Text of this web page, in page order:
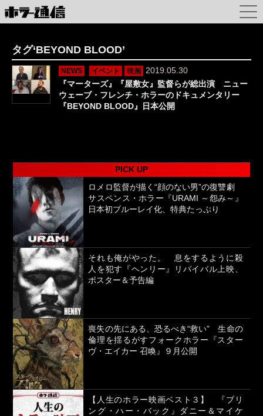
タグ‘BEYOND BLOOD’
NEWS イベント 映画
2019.05.30
『マーターズ』『屋敷女』監督らが総出演 ニュー
ウェーブ・フレンチ・ホラーのドキュメンタリー
『BEYOND BLOOD』日本公開
PICK UP
ロメロ監督が描く“顔のない男”の復讐劇
サスペンス・ホラー『URAMI ～怨み～』
日本初ブルーレイ化、特典たっぷり
それも俺がやった。 息をするように殺
人を犯す『ヘンリー』リバイバル上映、
ポスター＆予告編
喪失の先にある、恐るべき“救い” 生命の
倫理を揺るがすフォークホラー『スター
ヴ・エイカー 召喚』９月公開
【人生のホラー映画ベスト３】 『ブリ
ング・ハー・バック』ダニー＆マイケ